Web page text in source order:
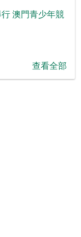
澳門青少年競
查看全部